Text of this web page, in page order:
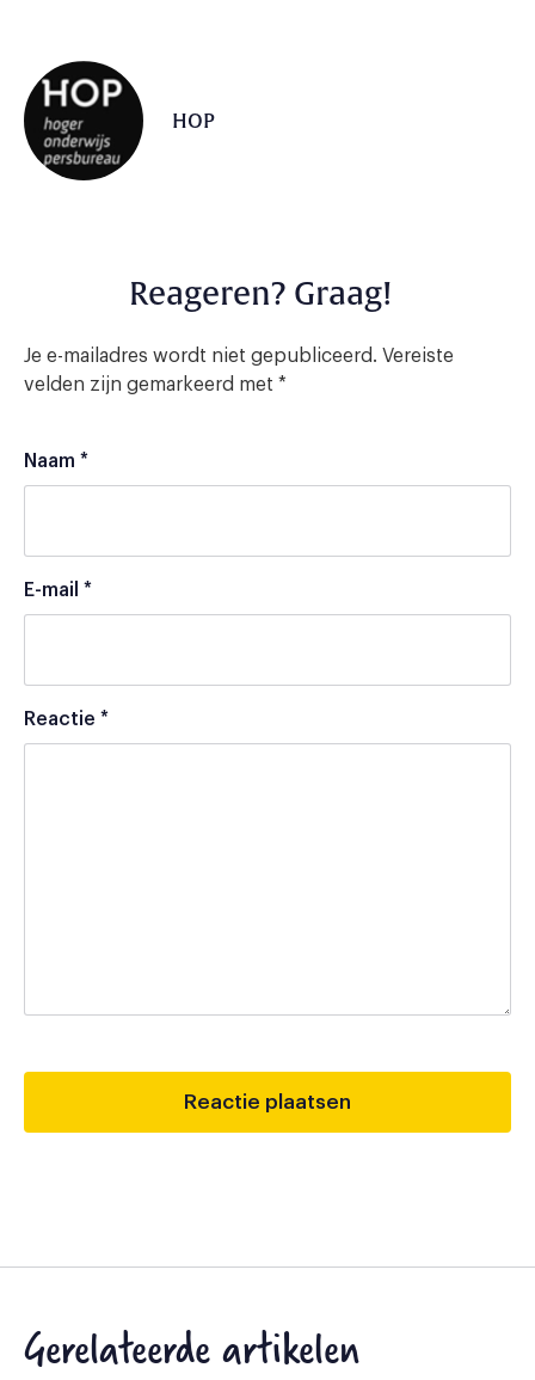
HOP
Reageren? Graag!
Je e-mailadres wordt niet gepubliceerd. Vereiste
velden zijn gemarkeerd met *
Naam *
E-mail *
Reactie *
Gerelateerde artikelen